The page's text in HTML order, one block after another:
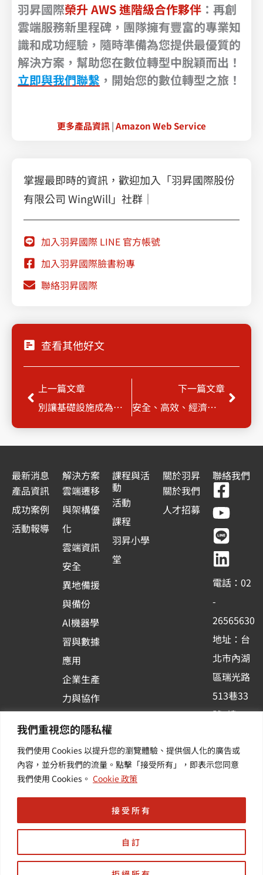
我們重視您的隱私權
我們使用 Cookies 以提升您的瀏覽體驗、提供個人化的廣告或
內容，並分析我們的流量。點擊「接受所有」，即表示您同意
我們使用 Cookies。 Cookie 政策
自訂
接受所有
羽昇國際榮升 AWS 進階級合作夥伴 ：再創
雲端服務新里程碑，團隊擁有豐富的專業知
識和成功經驗，隨時準備為您提供最優質的
解決方案， 幫助您在數位轉型中脫穎而出！
立即與我們聯繫 ，開始您的數位轉型之旅！
更多產品資訊|Amazon Web Service
掌握最即時的資訊，歡迎加入「羽昇國際股份
有限公司 WingWill」社群｜
加入羽昇國際 LINE 官方帳號
加入羽昇國際臉書粉專
聯絡羽昇國際
查看其他好文
上一頁
上一篇文章
別讓基礎設施成為您的負擔
下一篇文章
安全、高效、經濟：AWS EC2 P6系列即刻啟動 AI 旅程
下一
最新消息
產品資訊
成功案例
活動報導
解決方案
雲端遷移
與架構優
化
雲端資訊
安全
異地備援
與備份
Al機器學
習與數據
應用
企業生產
力與協作
台應用
其他／加
值服務
課程與活
動
活動
課程
羽昇小學
堂
關於羽昇
關於我們
人才招募
聯絡我們
F
a
c
e
b
o
o
k
-
s
q
u
a
r
Y
o
u
t
u
b
e
L
i
n
e
L
i
n
k
e
d
i
n
電話：02
-
26565630
地址：台
北市內湖
區瑞光路
513巷33
號6樓
新訊 | 提
供您最新